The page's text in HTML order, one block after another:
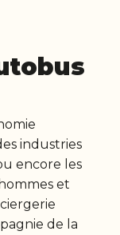
industries
encore les
et
de la